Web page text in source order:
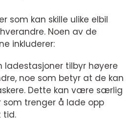
som kan skille ulike elbil
Noen av de
inkluderer:
ladestasjoner tilbyr høyere
noe som betyr at de kan
Dette kan være særlig
trenger å lade opp
tid.